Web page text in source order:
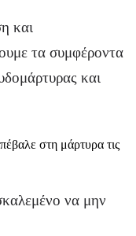
και
τα συμφέροντα
και
στη μάρτυρα τις
να μην